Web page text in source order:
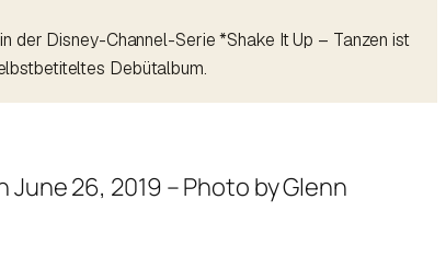
der Disney-Channel-Serie *Shake It Up – Tanzen ist
Debütalbum.
26, 2019 – Photo by Glenn